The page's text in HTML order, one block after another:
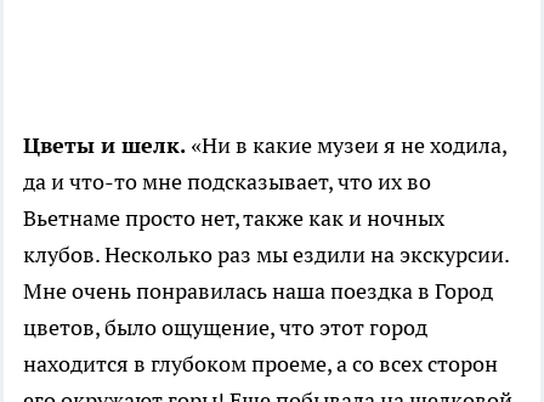
Цветы и шелк. «Ни в какие музеи я не ходила,
да и что-то мне подсказывает, что их во
Вьетнаме просто нет, также как и ночных
клубов. Несколько раз мы ездили на экскурсии.
Мне очень понравилась наша поездка в Город
цветов, было ощущение, что этот город
находится в глубоком проеме, а со всех сторон